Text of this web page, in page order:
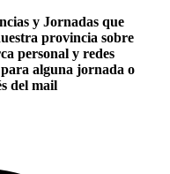
y Jornadas que
provincia sobre
personal y redes
para alguna jornada o
del mail